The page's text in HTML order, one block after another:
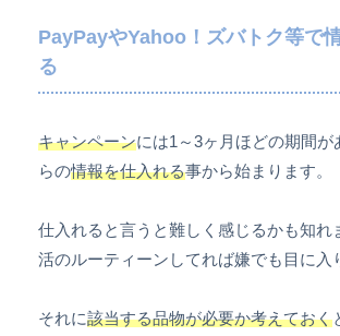
PayPayやYahoo！ズバトク等で
る
キャンペーンには1～3ヶ月ほどの期間が
らの情報を仕入れる事から始まります。
仕入れると言うと難しく感じるかも知れ
活のルーティーンしてれば嫌でも目に入
それに該当する品物が必要か考えておく